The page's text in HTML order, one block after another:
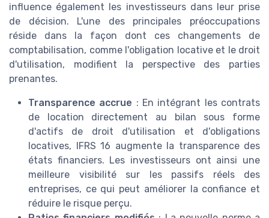
influence également les investisseurs dans leur prise
de décision. L'une des principales préoccupations
réside dans la façon dont ces changements de
comptabilisation, comme l'obligation locative et le droit
d'utilisation, modifient la perspective des parties
prenantes.
Transparence accrue : En intégrant les contrats
de location directement au bilan sous forme
d'actifs de droit d'utilisation et d'obligations
locatives, IFRS 16 augmente la transparence des
états financiers. Les investisseurs ont ainsi une
meilleure visibilité sur les passifs réels des
entreprises, ce qui peut améliorer la confiance et
réduire le risque perçu.